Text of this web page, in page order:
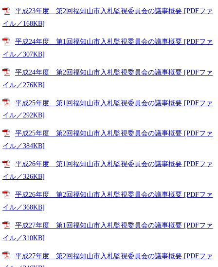
平成23年度 第2回福知山市入札監視委員会の議事概要 [PDFファ
イル／168KB]
平成24年度 第1回福知山市入札監視委員会の議事概要 [PDFファ
イル／307KB]
平成24年度 第2回福知山市入札監視委員会の議事概要 [PDFファ
イル／276KB]
平成25年度 第1回福知山市入札監視委員会の議事概要 [PDFファ
イル／292KB]
平成25年度 第2回福知山市入札監視委員会の議事概要 [PDFファ
イル／384KB]
平成26年度 第1回福知山市入札監視委員会の議事概要 [PDFファ
イル／326KB]
平成26年度 第2回福知山市入札監視委員会の議事概要 [PDFファ
イル／368KB]
平成27年度 第1回福知山市入札監視委員会の議事概要 [PDFファ
イル／310KB]
平成27年度 第2回福知山市入札監視委員会の議事概要 [PDFファ